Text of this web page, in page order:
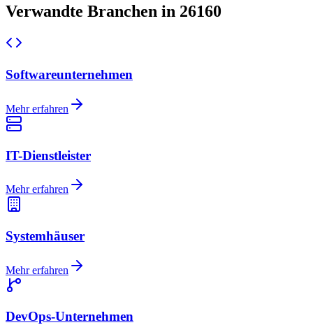
Verwandte Branchen in 26160
Softwareunternehmen
Mehr erfahren
IT-Dienstleister
Mehr erfahren
Systemhäuser
Mehr erfahren
DevOps-Unternehmen